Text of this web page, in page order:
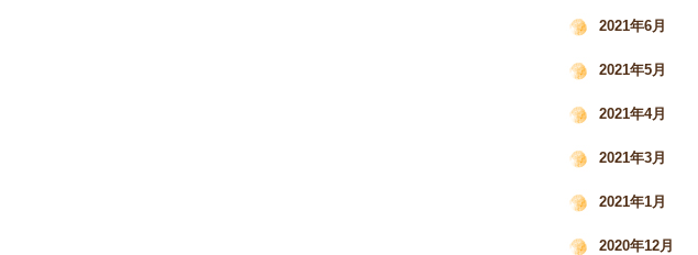
2021年6月
2021年5月
2021年4月
2021年3月
2021年1月
2020年12月